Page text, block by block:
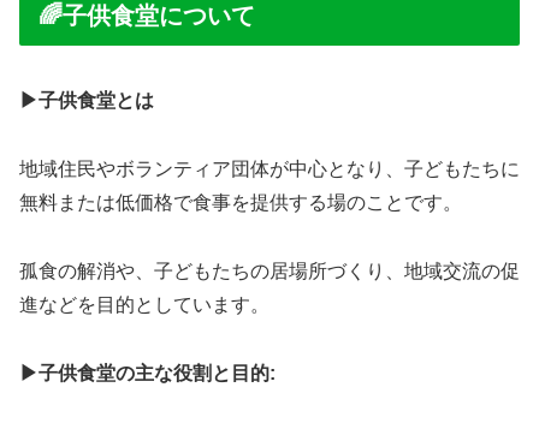
🌈子供食堂について
▶子供食堂とは
地域住民やボランティア団体が中心となり、子どもたちに
無料または低価格で食事を提供する場のことです。
孤食の解消や、子どもたちの居場所づくり、地域交流の促
進などを目的としています。
▶子供食堂の主な役割と目的: